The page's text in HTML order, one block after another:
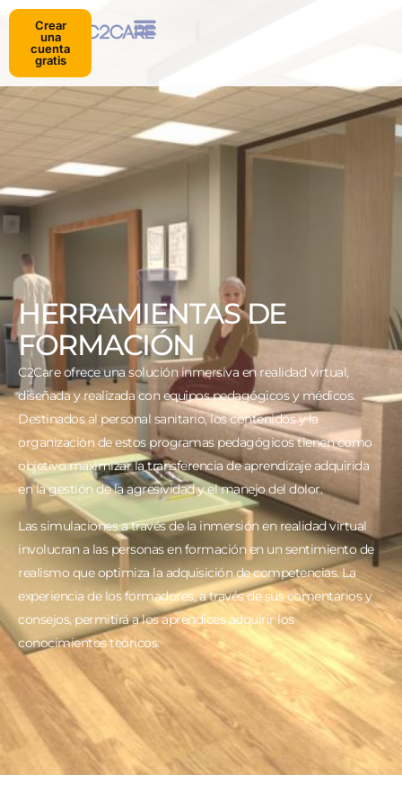
Crear
una
cuenta
gratis
HERRAMIENTAS DE
FORMACIÓN
C2Care ofrece una solución inmersiva en realidad virtual,
diseñada y realizada con equipos pedagógicos y médicos.
Destinados al personal sanitario, los contenidos y la
organización de estos programas pedagógicos tienen como
objetivo maximizar la transferencia de aprendizaje adquirida
en la gestión de la agresividad y el manejo del dolor.
Las simulaciones a través de la inmersión en realidad virtual
involucran a las personas en formación en un sentimiento de
realismo que optimiza la adquisición de competencias. La
experiencia de los formadores, a través de sus comentarios y
consejos, permitirá a los aprendices adquirir los
conocimientos teóricos.